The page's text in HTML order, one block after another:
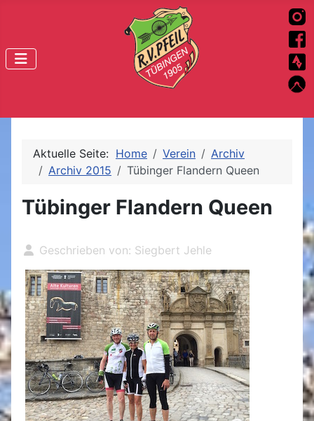
Aktuelle Seite: Home Verein
Archiv
Archiv 2015
Tübinger Flandern Queen
Tübinger Flandern Queen
Geschrieben von: Siegbert Jehle